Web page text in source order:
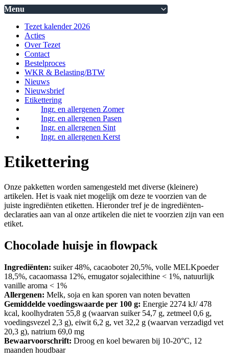
Menu
Tezet kalender 2026
Acties
Over Tezet
Contact
Bestelproces
WKR & Belasting/BTW
Nieuws
Nieuwsbrief
Etikettering
Ingr. en allergenen Zomer
Ingr. en allergenen Pasen
Ingr. en allergenen Sint
Ingr. en allergenen Kerst
Etikettering
Onze pakketten worden samengesteld met diverse (kleinere)
artikelen. Het is vaak niet mogelijk om deze te voorzien van de
juiste ingrediënten etiketten. Hieronder tref je de ingrediënten-
declaraties aan van al onze artikelen die niet te voorzien zijn van een
etiket.
Chocolade huisje in flowpack
Ingrediënten: suiker 48%, cacaoboter 20,5%, volle MELKpoeder
18,5%, cacaomassa 12%, emugator sojalecithine < 1%, natuurlijk
vanille aroma < 1%
Allergenen: Melk, soja en kan sporen van noten bevatten
Gemiddelde voedingswaarde per 100 g: Energie 2274 kJ/ 478
kcal, koolhydraten 55,8 g (waarvan suiker 54,7 g, zetmeel 0,6 g,
voedingsvezel 2,3 g), eiwit 6,2 g, vet 32,2 g (waarvan verzadigd vet
20,3 g), natrium 69,0 mg
Bewaarvoorschrift: Droog en koel bewaren bij 10-20°C, 12
maanden houdbaar